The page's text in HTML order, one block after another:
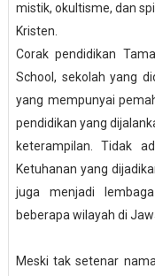
mistik, okultisme, dan
Kristen.
Corak pendidikan
School, sekolah yang
yang mempunyai
pendidikan yang
keterampilan. Tidak
Ketuhanan yang
juga menjadi
beberapa wilayah di
Meski tak setenar